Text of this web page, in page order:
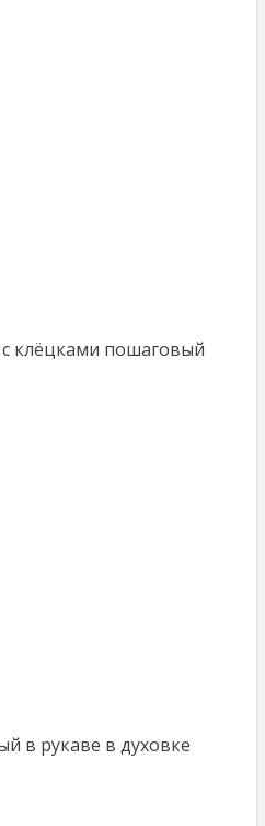
клёцками пошаговый
в рукаве в духовке